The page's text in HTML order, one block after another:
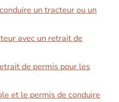
un tracteur ou un
avec un retrait de
de permis pour les
et le permis de conduire